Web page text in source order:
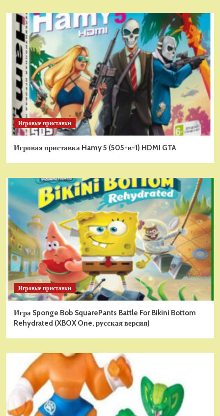
Игровые приставки
Игровая приставка Hamy 5 (505-в-1) HDMI GTA
Игровые приставки
Игра Sponge Bob SquarePants Battle For Bikini Bottom
Rehydrated (XBOX One, русская версия)